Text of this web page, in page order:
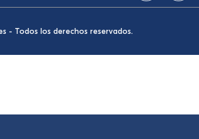
- Todos los derechos reservados.